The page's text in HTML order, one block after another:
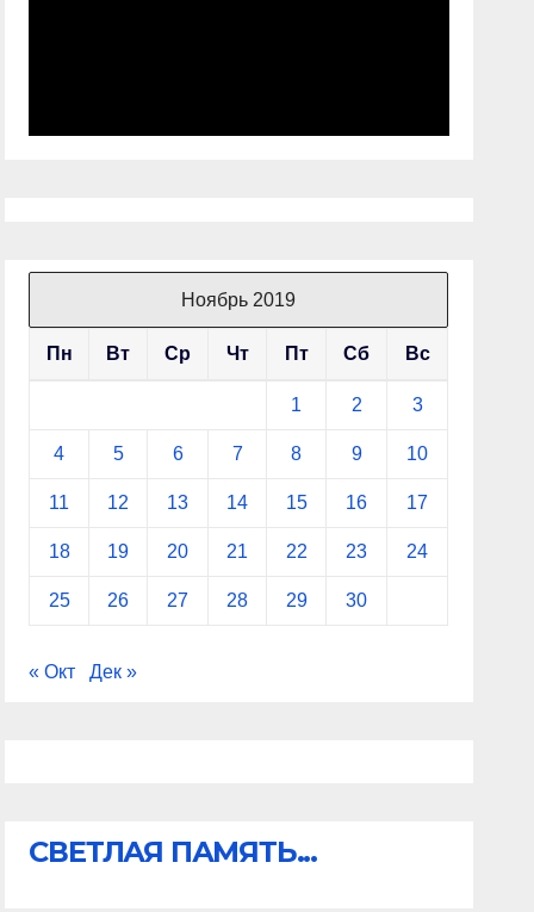
Ноябрь 2019
Пн Вт Ср Чт Пт Сб Вс
1 2 3
4 5 6 7 8 9 10
11 12 13 14 15 16 17
18 19 20 21 22 23 24
25 26 27 28 29 30
« Окт Дек »
СВЕТЛАЯ ПАМЯТЬ...